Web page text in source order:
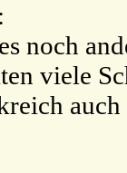
noch
viele
auch